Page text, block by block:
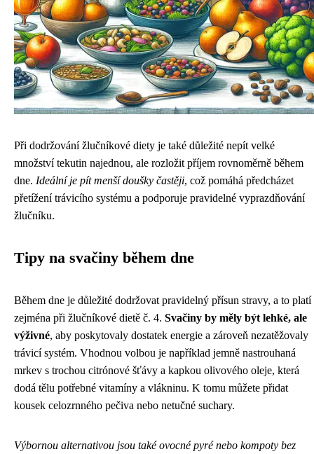
Při dodržování žlučníkové diety je také důležité nepít velké
množství tekutin najednou, ale rozložit příjem rovnoměrně během
dne. Ideální je pít menší doušky častěji, což pomáhá předcházet
přetížení trávicího systému a podporuje pravidelné vyprazdňování
žlučníku.
Tipy na svačiny během dne
Během dne je důležité dodržovat pravidelný přísun stravy, a to platí
zejména při žlučníkové dietě č. 4. Svačiny by měly být lehké, ale
výživné, aby poskytovaly dostatek energie a zároveň nezatěžovaly
trávicí systém. Vhodnou volbou je například jemně nastrouhaná
mrkev s trochou citrónové šťávy a kapkou olivového oleje, která
dodá tělu potřebné vitamíny a vlákninu. K tomu můžete přidat
kousek celozrnného pečiva nebo netučné suchary.
Výbornou alternativou jsou také ovocné pyré nebo kompoty bez